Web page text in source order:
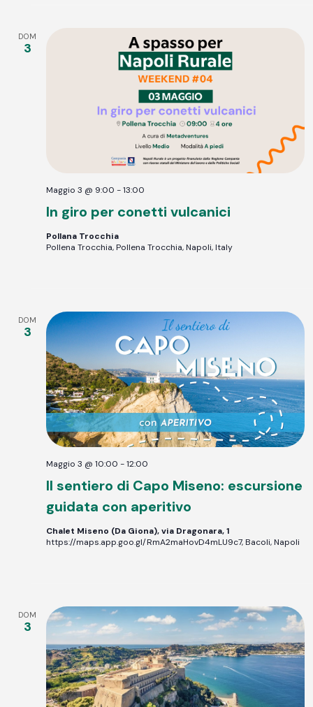
DOM
3
In giro per conetti vulcanici
Maggio 3 @ 9:00 -13:00
Pollana Trocchia
Pollena Trocchia, Pollena Trocchia, Napoli, Italy
DOM
3
Il sentiero di Capo Miseno: escursione
guidata con aperitivo
Maggio 3 @ 10:00 -12:00
Chalet Miseno (Da Giona), via Dragonara, 1
https://maps.app.goo.gl/RmA2maHovD4mLU9c7, Bacoli, Napoli
DOM
3